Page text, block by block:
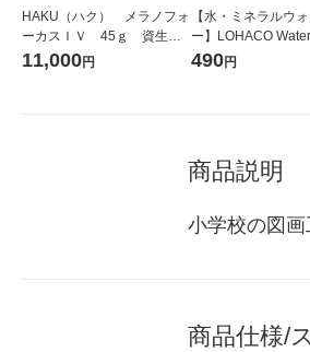
HAKU（ハク） メラノフォ
ーカスＩＶ 45ｇ 資生
堂 おまけ付き
11,000円
【水・ミネラルウ
ー】LOHACO
コウォーター）2L
490円
商品説明
小学校の図
商品仕様/